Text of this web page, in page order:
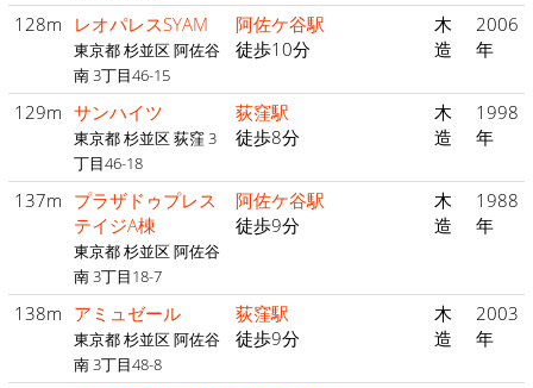
128m レオパレスSYAM
東京都 杉並区 阿佐谷
南 3丁目46-15
阿佐ケ谷駅
徒歩10分
木
造
2006
年
129m サンハイツ
東京都 杉並区 荻窪 3
丁目46-18
荻窪駅
徒歩8分
木
造
1998
年
137m プラザドゥプレス
テイジA棟
東京都 杉並区 阿佐谷
南 3丁目18-7
阿佐ケ谷駅
徒歩9分
木
造
1988
年
138m アミュゼール
東京都 杉並区 阿佐谷
南 3丁目48-8
荻窪駅
徒歩9分
木
造
2003
年